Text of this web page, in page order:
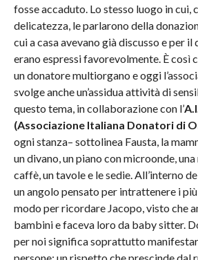
fosse accaduto. Lo stesso luogo in cui,
delicatezza, le parlarono della
cui a casa avevano già discusso e per il
erano espressi favorevolmente. È così
un donatore multiorgano e oggi
svolge anche un’assidua attività di
questo tema, in collaborazione con l’
(Associazione Italiana Donatori di
ogni stanza– sottolinea Fausta, la
un divano, un piano con microonde,
caffè, un tavole e le sedie. All’interno
un angolo pensato per intrattenere i
modo per ricordare Jacopo, visto che
bambini e faceva loro da baby sitter.
per noi significa soprattutto